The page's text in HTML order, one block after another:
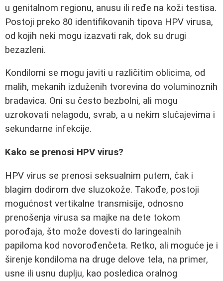
u genitalnom regionu, anusu ili ređe na koži testisa.
Postoji preko 80 identifikovanih tipova HPV virusa,
od kojih neki mogu izazvati rak, dok su drugi
bezazleni.
Kondilomi se mogu javiti u različitim oblicima, od
malih, mekanih izduženih tvorevina do voluminoznih
bradavica. Oni su često bezbolni, ali mogu
uzrokovati nelagodu, svrab, a u nekim slučajevima i
sekundarne infekcije.
Kako se prenosi HPV virus?
HPV virus se prenosi seksualnim putem, čak i
blagim dodirom dve sluzokože. Takođe, postoji
mogućnost vertikalne transmisije, odnosno
prenošenja virusa sa majke na dete tokom
porođaja, što može dovesti do laringealnih
papiloma kod novorođenčeta. Retko, ali moguće je i
širenje kondiloma na druge delove tela, na primer,
usne ili usnu duplju, kao posledica oralnog